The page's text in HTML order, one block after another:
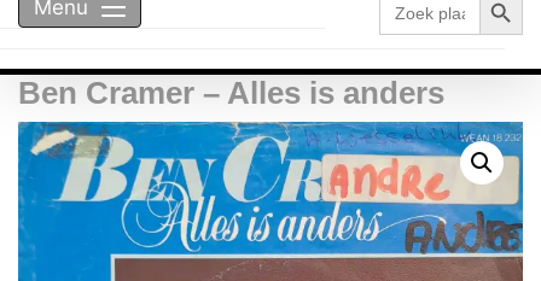
Menu
naar:
Ben Cramer – Alles is anders